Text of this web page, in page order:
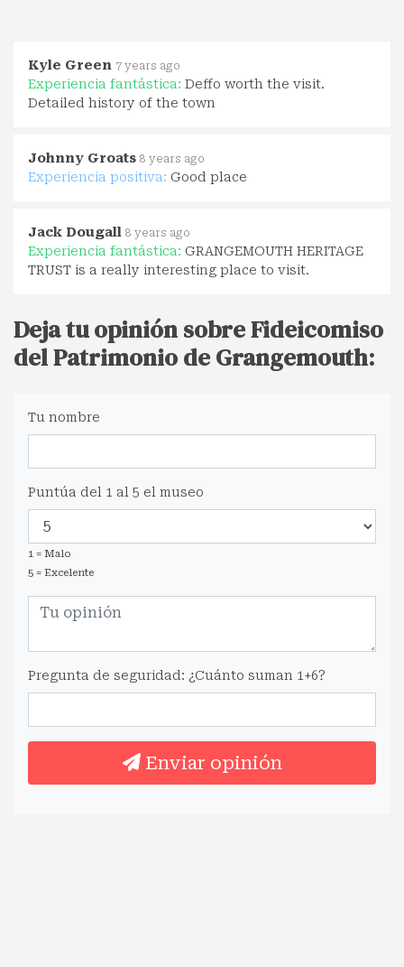
Kyle Green 7 years ago
Experiencia fantástica: Deffo worth the visit.
Detailed history of the town
Johnny Groats 8 years ago
Experiencia positiva: Good place
Jack Dougall 8 years ago
Experiencia fantástica: GRANGEMOUTH HERITAGE
TRUST is a really interesting place to visit.
Deja tu opinión sobre Fideicomiso
del Patrimonio de Grangemouth:
Tu nombre
Puntúa del 1 al 5 el museo
1 = Malo
5 = Excelente
Pregunta de seguridad: ¿Cuánto suman 1+6?
Enviar opinión